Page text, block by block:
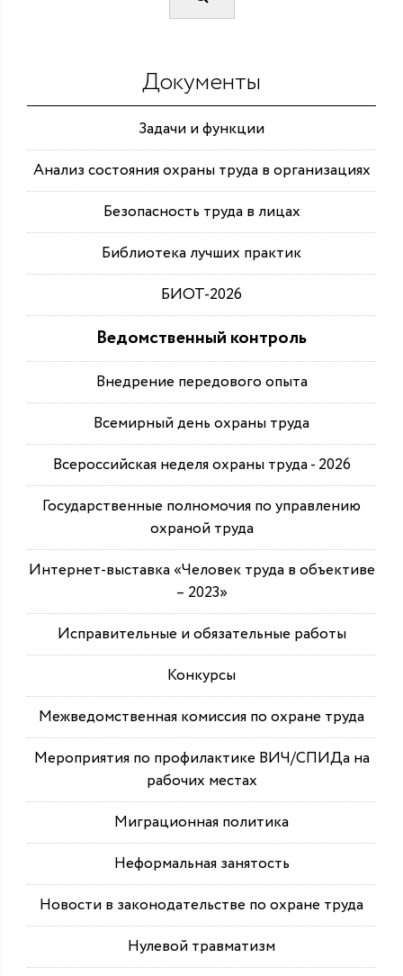
Документы
Задачи и функции
Анализ состояния охраны труда в организациях
Безопасность труда в лицах
Библиотека лучших практик
БИОТ-2026
Ведомственный контроль
Внедрение передового опыта
Всемирный день охраны труда
Всероссийская неделя охраны труда - 2026
Государственные полномочия по управлению
охраной труда
Интернет-выставка «Человек труда в объективе
– 2023»
Исправительные и обязательные работы
Конкурсы
Межведомственная комиссия по охране труда
Мероприятия по профилактике ВИЧ/СПИДа на
рабочих местах
Миграционная политика
Неформальная занятость
Новости в законодательстве по охране труда
Нулевой травматизм